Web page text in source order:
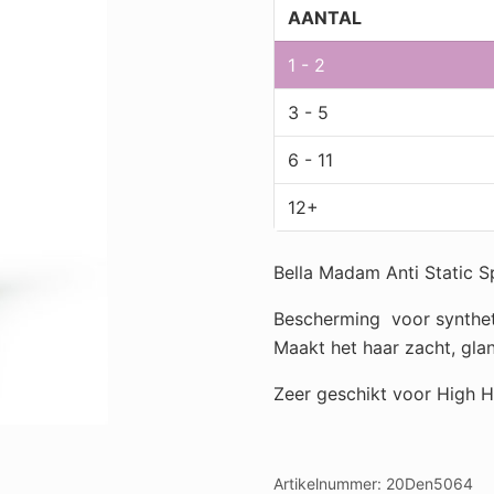
aantal
AANTAL
1 - 2
3 - 5
6 - 11
12+
Bella Madam Anti Static
Bescherming voor
Maakt het haar zacht,
Zeer geschikt voor High
Artikelnummer: 20Den5064